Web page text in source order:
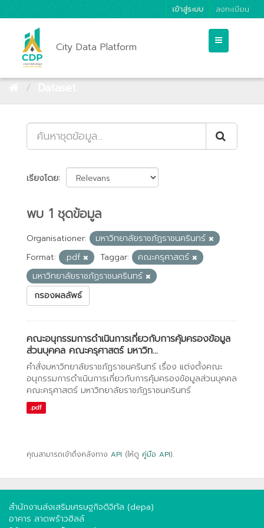
เข้าสู่ระบบ ลงทะเบียน
City Data Platform
เรียงโดย
พบ 1 ชุดข้อมูล
Organisationer:
มหาวิทยาลัยราชภัฏราชนครินทร์
Format:
.pdf Taggar:
คณะครุศาสตร์
มหาวิทยาลัยราชภัฏราชนครินทร์
กรองผลลัพธ์
คณะอนุกรรมการดำเนินการเกี่ยวกับการคุ้มครองข้อมูล
ส่วนบุคคล คณะครุศาสตร์ มหาวิท...
คำสั่งมหาวิทยาลัยราชภัฏราชนครินทร์ เรื่อง แต่งตั้งคณะ
อนุกรรมการดำเนินการเกี่ยวกับการคุ้มครองข้อมูลส่วนบุคคล
คณะครุศาสตร์ มหาวิทยาลัยราชภัฏราชนครินทร์
.pdf
คุณสามารถเข้าถึงคลังทาง API (ให้ดู คู่มือ API).
สำนักงานส่งเสริมเศรษฐกิจดิจิทัล (depa)
อาคาร ลาดพร้าวฮิลล์